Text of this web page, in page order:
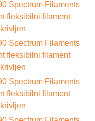
Spectrum Filaments
fleksibilni filament
Spectrum Filaments
fleksibilni filament
Spectrum Filaments
fleksibilni filament